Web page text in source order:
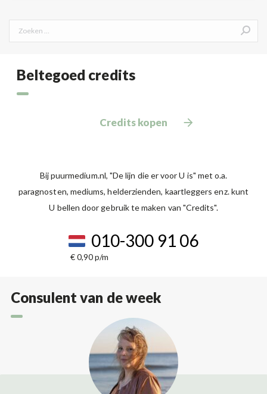
Search:
Beltegoed credits
Credits kopen
Bij puurmedium.nl, "De lijn die er voor U is" met o.a.
paragnosten, mediums, helderzienden, kaartleggers enz. kunt
U bellen door gebruik te maken van "Credits".
010-300 91 06
€ 0,90 p/m
Consulent van de week